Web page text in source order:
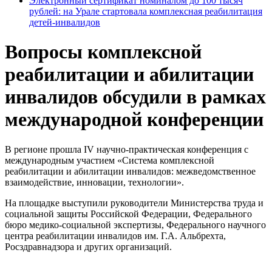
рублей: на Урале стартовала комплексная реабилитация
детей-инвалидов
Вопросы комплексной
реабилитации и абилитации
инвалидов обсудили в рамках
международной конференции
В регионе прошла IV научно-практическая конференция с
международным участием «Система комплексной
реабилитации и абилитации инвалидов: межведомственное
взаимодействие, инновации, технологии».
На площадке выступили руководители Министерства труда и
социальной защиты Российской Федерации, Федерального
бюро медико-социальной экспертизы, Федерального научного
центра реабилитации инвалидов им. Г.А. Альбрехта,
Росздравнадзора и других организаций.